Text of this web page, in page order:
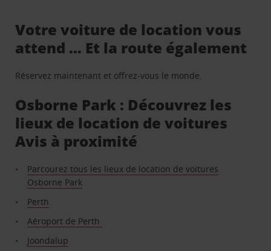
Votre voiture de location vous
attend … Et la route également
Réservez maintenant et offrez-vous le monde.
Osborne Park : Découvrez les
lieux de location de voitures
Avis à proximité
Parcourez tous les lieux de location de voitures
Osborne Park
Perth
Aéroport de Perth
Joondalup